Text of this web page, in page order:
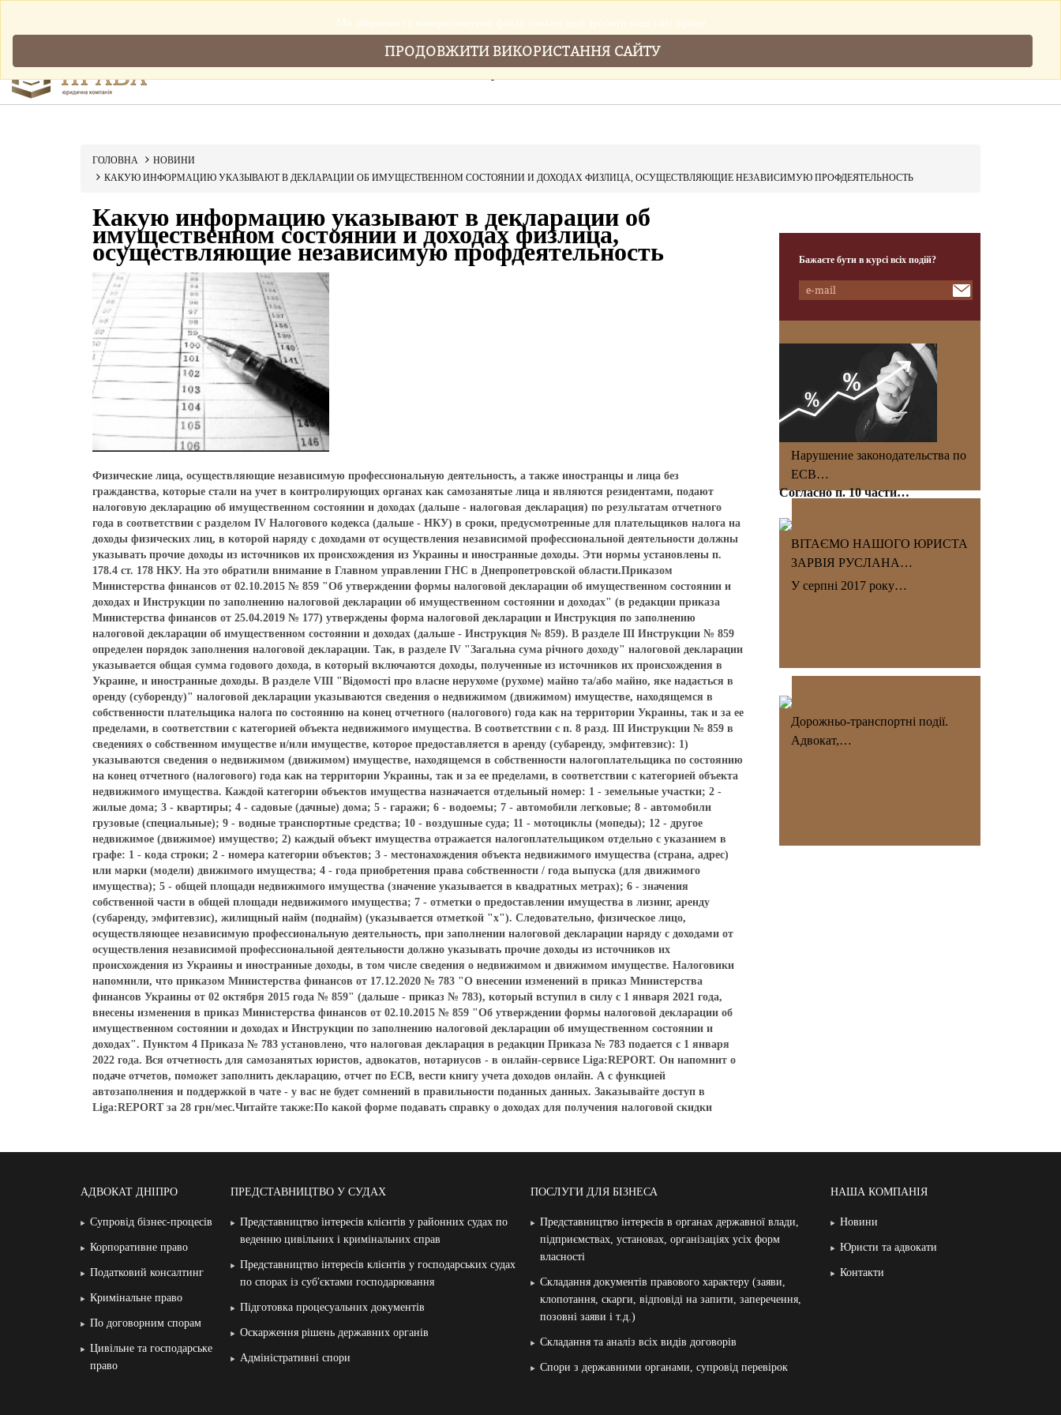
Головна Послуги Новини Cтатті Клієнти Наша Команда Контакти
ГОЛОВНА
НОВИНИ
КАКУЮ ИНФОРМАЦИЮ УКАЗЫВАЮТ В ДЕКЛАРАЦИИ ОБ ИМУЩЕСТВЕННОМ СОСТОЯНИИ И ДОХОДАХ ФИЗЛИЦА, ОСУЩЕСТВЛЯЮЩИЕ НЕЗАВИСИМУЮ ПРОФДЕЯТЕЛЬНОСТЬ
Какую информацию указывают в декларации об
имущественном состоянии и доходах физлица,
осуществляющие независимую профдеятельность
Физические лица, осуществляющие независимую профессиональную деятельность, а также иностранцы и лица без
гражданства, которые стали на учет в контролирующих органах как самозанятые лица и являются резидентами, подают
налоговую декларацию об имущественном состоянии и доходах (дальше - налоговая декларация) по результатам отчетного
года в соответствии с разделом IV Налогового кодекса (дальше - НКУ) в сроки, предусмотренные для плательщиков налога на
доходы физических лиц, в которой наряду с доходами от осуществления независимой профессиональной деятельности должны
указывать прочие доходы из источников их происхождения из Украины и иностранные доходы. Эти нормы установлены п.
178.4 ст. 178 НКУ. На это обратили внимание в Главном управлении ГНС в Днепропетровской области.Приказом
Министерства финансов от 02.10.2015 № 859 "Об утверждении формы налоговой декларации об имущественном состоянии и
доходах и Инструкции по заполнению налоговой декларации об имущественном состоянии и доходах" (в редакции приказа
Министерства финансов от 25.04.2019 № 177) утверждены форма налоговой декларации и Инструкция по заполнению
налоговой декларации об имущественном состоянии и доходах (дальше - Инструкция № 859). В разделе ІІІ Инструкции № 859
определен порядок заполнения налоговой декларации. Так, в разделе IV "Загальна сума річного доходу" налоговой декларации
указывается общая сумма годового дохода, в который включаются доходы, полученные из источников их происхождения в
Украине, и иностранные доходы. В разделе VIII "Відомості про власне нерухоме (рухоме) майно та/або майно, яке надається в
оренду (суборенду)" налоговой декларации указываются сведения о недвижимом (движимом) имуществе, находящемся в
собственности плательщика налога по состоянию на конец отчетного (налогового) года как на территории Украины, так и за ее
пределами, в соответствии с категорией объекта недвижимого имущества. В соответствии с п. 8 разд. IІІ Инструкции № 859 в
сведениях о собственном имуществе и/или имуществе, которое предоставляется в аренду (субаренду, эмфитевзис): 1)
указываются сведения о недвижимом (движимом) имуществе, находящемся в собственности налогоплательщика по состоянию
на конец отчетного (налогового) года как на территории Украины, так и за ее пределами, в соответствии с категорией объекта
недвижимого имущества. Каждой категории объектов имущества назначается отдельный номер: 1 - земельные участки; 2 -
жилые дома; 3 - квартиры; 4 - садовые (дачные) дома; 5 - гаражи; 6 - водоемы; 7 - автомобили легковые; 8 - автомобили
грузовые (специальные); 9 - водные транспортные средства; 10 - воздушные суда; 11 - мотоциклы (мопеды); 12 - другое
недвижимое (движимое) имущество; 2) каждый объект имущества отражается налогоплательщиком отдельно с указанием в
графе: 1 - кода строки; 2 - номера категории объектов; 3 - местонахождения объекта недвижимого имущества (страна, адрес)
или марки (модели) движимого имущества; 4 - года приобретения права собственности / года выпуска (для движимого
имущества); 5 - общей площади недвижимого имущества (значение указывается в квадратных метрах); 6 - значения
собственной части в общей площади недвижимого имущества; 7 - отметки о предоставлении имущества в лизинг, аренду
(субаренду, эмфитевзис), жилищный найм (поднайм) (указывается отметкой "х"). Следовательно, физическое лицо,
осуществляющее независимую профессиональную деятельность, при заполнении налоговой декларации наряду с доходами от
осуществления независимой профессиональной деятельности должно указывать прочие доходы из источников их
происхождения из Украины и иностранные доходы, в том числе сведения о недвижимом и движимом имуществе. Налоговики
напомнили, что приказом Министерства финансов от 17.12.2020 № 783 "О внесении изменений в приказ Министерства
финансов Украины от 02 октября 2015 года № 859" (дальше - приказ № 783), который вступил в силу с 1 января 2021 года,
внесены изменения в приказ Министерства финансов от 02.10.2015 № 859 "Об утверждении формы налоговой декларации об
имущественном состоянии и доходах и Инструкции по заполнению налоговой декларации об имущественном состоянии и
доходах". Пунктом 4 Приказа № 783 установлено, что налоговая декларация в редакции Приказа № 783 подается с 1 января
2022 года. Вся отчетность для самозанятых юристов, адвокатов, нотариусов - в онлайн-сервисе Liga:REPORT. Он напомнит о
подаче отчетов, поможет заполнить декларацию, отчет по ЕСВ, вести книгу учета доходов онлайн. А с функцией
автозаполнения и поддержкой в чате - у вас не будет сомнений в правильности поданных данных. Заказывайте доступ в
Liga:REPORT за 28 грн/мес.Читайте также:По какой форме подавать справку о доходах для получения налоговой скидки
Бажаєте бути в курсі всіх подій?
Нарушение законодательства по
ЕСВ…
Согласно п. 10 части…
ВІТАЄМО НАШОГО ЮРИСТА
ЗАРВІЯ РУСЛАНА…
У серпні 2017 року…
Дорожньо-транспортні події.
Адвокат,…
АДВОКАТ ДНІПРО
Супровід бізнес-процесів
Корпоративне право
Податковий консалтинг
Кримінальне право
По договорним спорам
Цивільне та господарське
право
ПРЕДСТАВНИЦТВО У СУДАХ
Представництво інтересів клієнтів у районних судах по
веденню цивільних і кримінальних справ
Представництво інтересів клієнтів у господарських судах
по спорах із суб′єктами господарювання
Підготовка процесуальних документів
Оскарження рішень державних органів
Адміністративні спори
ПОСЛУГИ ДЛЯ БІЗНЕСА
Представництво інтересів в органах державної влади,
підприємствах, установах, організаціях усіх форм
власності
Складання документів правового характеру (заяви,
клопотання, скарги, відповіді на запити, заперечення,
позовні заяви і т.д.)
Складання та аналіз всіх видів договорів
Спори з державними органами, супровід перевірок
НАША КОМПАНІЯ
Новини
Юристи та адвокати
Контакти
Ми збираемо та використовуемо файли cookies щоб зробити наш сайт краще.
ПРОДОВЖИТИ ВИКОРИСТАННЯ САЙТУ